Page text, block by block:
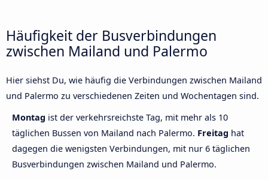
Häufigkeit der Busverbindungen
zwischen Mailand und Palermo
Hier siehst Du, wie häufig die Verbindungen zwischen Mailand
und Palermo zu verschiedenen Zeiten und Wochentagen sind.
Montag ist der verkehrsreichste Tag, mit mehr als 10
täglichen Bussen von Mailand nach Palermo. Freitag hat
dagegen die wenigsten Verbindungen, mit nur 6 täglichen
Busverbindungen zwischen Mailand und Palermo.